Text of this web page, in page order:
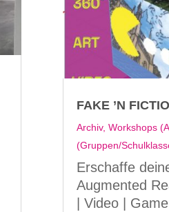
FAKE ’N
Archiv, Workshops
(Gruppen/
Erschaffe
Augmented
| Video |